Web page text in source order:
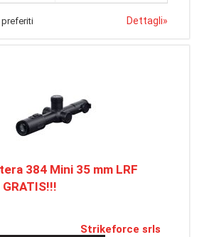
preferiti Dettagli»
384 Mini 35 mm LRF
GRATIS!!!
Strikeforce srls